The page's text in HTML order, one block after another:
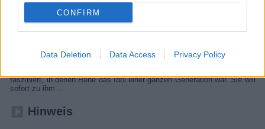
CONFIRM
Data Deletion Data Access Privacy Policy
Details
bestätigt, dass er ein Versager bleibt. Aber Bernd und Bruno legen ihr
nahe, Verständnis für ihn aufzubringen und bringen sie dazu, alte TV-
fasziniert, in denen René das Idol einer ganzen Generation war. Sie will
sofort zu ihm ...
Hinweis